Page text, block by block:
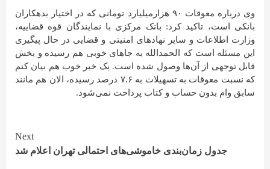
وی درباره معوقات ۹۰ هزارمیلیارد تومانی که در اختیار بدهکاران
بانکی است، تاکید کرد: بانک مرکزی با نمایندگان قوه قضاییه،
وزارت اطلاعات و سایر نهادهای امنیتی و قضایی در حال پیگیری
این مسئله است که الحمدالله به جاهای خوبی هم رسیده و بخش
قابل توجهی از آن‌ها وصول شده است. یک خبر خوب هم بیان کنم
که نسبت معوقات به تسهیلات به ۷.۶ درصد رسیده، الان هم مانند
سابق وام بدون حساب و کتاب پرداخت نمی‌شود.
Reading
Next
جدول زمان‌بندی خاموشی‌های احتمالی تهران اعلام شد